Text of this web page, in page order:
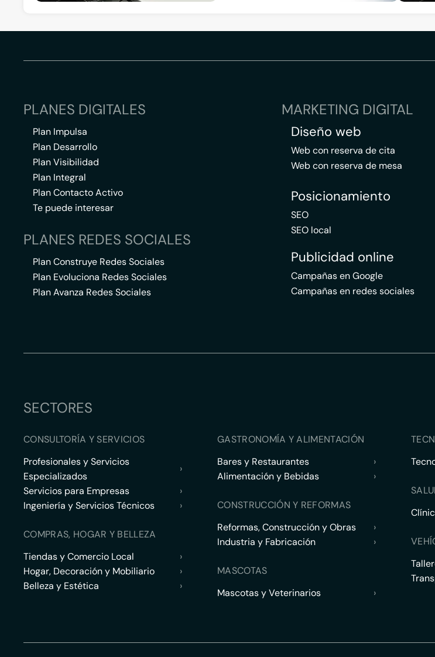
PLANES DIGITALES
Plan Impulsa
Plan Desarrollo
Plan Visibilidad
Plan Integral
Plan Contacto Activo
Te puede interesar
PLANES REDES SOCIALES
Plan Construye Redes Sociales
Plan Evoluciona Redes Sociales
Plan Avanza Redes Sociales
MARKETING DIGITAL
Diseño web
Web con reserva de cita
Web con reserva de mesa
Posicionamiento
SEO
SEO local
Publicidad online
Campañas en Google
Campañas en redes sociales
SECTORES
CONSULTORÍA Y SERVICIOS
Profesionales y Servicios
Especializados
›
Servicios para Empresas
›
Ingeniería y Servicios Técnicos
›
COMPRAS, HOGAR Y BELLEZA
Tiendas y Comercio Local
›
Hogar, Decoración y Mobiliario
›
Belleza y Estética
›
GASTRONOMÍA Y ALIMENTACIÓN
Bares y Restaurantes
›
Alimentación y Bebidas
›
CONSTRUCCIÓN Y REFORMAS
Reformas, Construcción y Obras
›
Industria y Fabricación
›
MASCOTAS
Mascotas y Veterinarios
›